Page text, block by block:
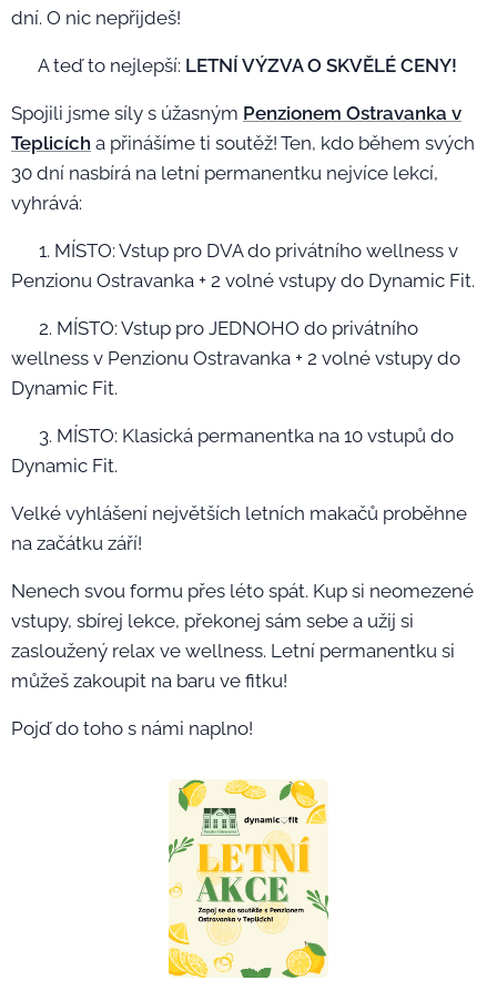
dní. O nic nepřijdeš!
🏆 A teď to nejlepší: LETNÍ VÝZVA O SKVĚLÉ CENY!
Spojili jsme síly s úžasným Penzionem Ostravanka v
Teplicích a přinášíme ti soutěž! Ten, kdo během svých
30 dní nasbírá na letní permanentku nejvíce lekcí,
vyhrává:
🥇 1. MÍSTO: Vstup pro DVA do privátního wellness v
Penzionu Ostravanka + 2 volné vstupy do Dynamic Fit.
🥈 2. MÍSTO: Vstup pro JEDNOHO do privátního
wellness v Penzionu Ostravanka + 2 volné vstupy do
Dynamic Fit.
🥉 3. MÍSTO: Klasická permanentka na 10 vstupů do
Dynamic Fit.
Velké vyhlášení největších letních makačů proběhne
na začátku září! 🎉
Nenech svou formu přes léto spát. Kup si neomezené
vstupy, sbírej lekce, překonej sám sebe a užij si
zasloužený relax ve wellness. Letní permanentku si
můžeš zakoupit na baru ve fitku!
Pojď do toho s námi naplno! 🚀🔥